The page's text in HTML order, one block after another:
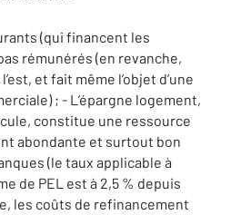
(qui financent les
rémunérés (en revanche,
et fait même l’objet d’une
; - L’épargne logement,
constitue une ressource
abondante et surtout bon
(le taux applicable à
de PEL est à 2,5 % depuis
les coûts de refinancement